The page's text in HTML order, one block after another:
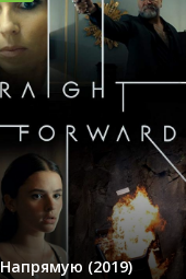
Напрямую (2019)